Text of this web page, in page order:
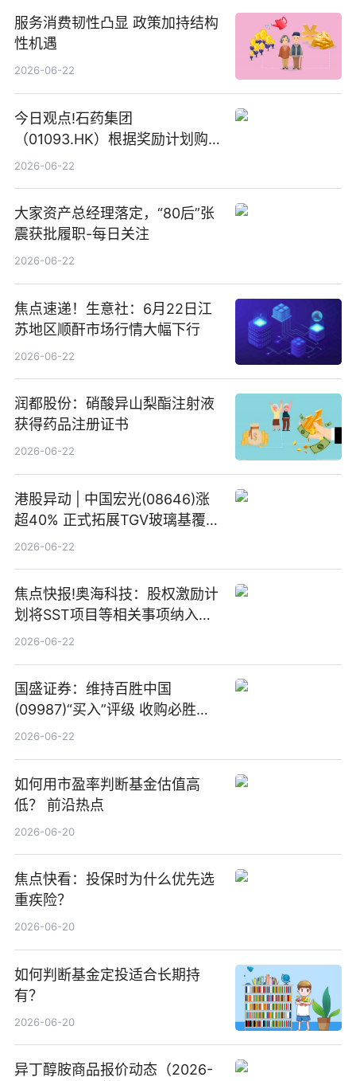
服务消费韧性凸显 政策加持结构
性机遇
2026-06-22
今日观点!石药集团
（01093.HK）根据奖励计划购
回580万股
2026-06-22
大家资产总经理落定，“80后”张
震获批履职-每日关注
2026-06-22
焦点速递！生意社：6月22日江
苏地区顺酐市场行情大幅下行
2026-06-22
润都股份：硝酸异山梨酯注射液
获得药品注册证书
2026-06-22
港股异动 | 中国宏光(08646)涨
超40% 正式拓展TGV玻璃基覆铜
板新材料业务
2026-06-22
焦点快报!奥海科技：股权激励计
划将SST项目等相关事项纳入专
项业务发展考核指标
2026-06-22
国盛证券：维持百胜中国
(09987)“买入”评级 收购必胜客
中国增厚利润加速成长 信息
2026-06-22
如何用市盈率判断基金估值高
低？ 前沿热点
2026-06-20
焦点快看：投保时为什么优先选
重疾险？
2026-06-20
如何判断基金定投适合长期持
有？
2026-06-20
异丁醇胺商品报价动态（2026-